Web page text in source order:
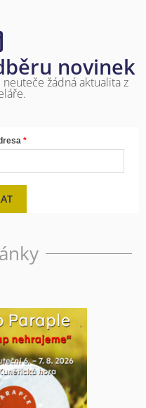
novinek
žádná aktualita z